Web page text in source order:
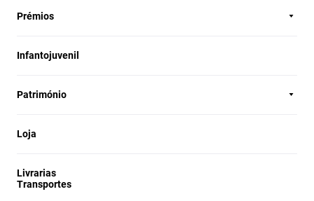
Prémios
Infantojuvenil
Património
Loja
Livrarias
Transportes